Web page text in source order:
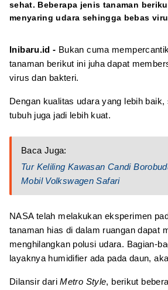
sehat. Beberapa jenis tanaman
menyaring udara sehingga bebas
Inibaru.id - Bukan cuma
tanaman berikut ini juha dapat
virus dan bakteri.
Dengan kualitas udara yang lebih
tubuh juga jadi lebih kuat.
Baca Juga:
Tur Keliling Kawasan Candi
Mobil Volkswagen Safari
NASA telah melakukan eksperimen
tanaman hias di dalam ruangan dapat
menghilangkan polusi udara. Bagian-
layaknya humidifier ada pada daun,
Dilansir dariMetro Style, berikut